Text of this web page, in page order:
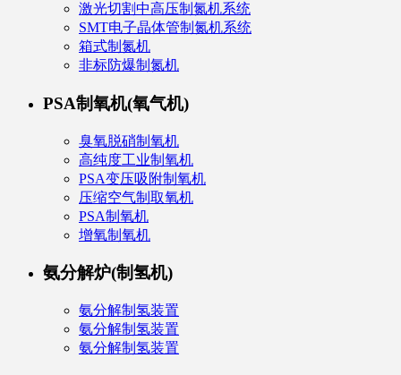
激光切割中高压制氮机系统
SMT电子晶体管制氮机系统
箱式制氮机
非标防爆制氮机
PSA制氧机(氧气机)
臭氧脱硝制氧机
高纯度工业制氧机
PSA变压吸附制氧机
压缩空气制取氧机
PSA制氧机
增氧制氧机
氨分解炉(制氢机)
氨分解制氢装置
氨分解制氢装置
氨分解制氢装置